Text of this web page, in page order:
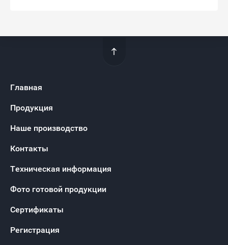
Главная
Продукция
Наше производство
Контакты
Техническая информация
Фото готовой продукции
Сертификаты
Регистрация